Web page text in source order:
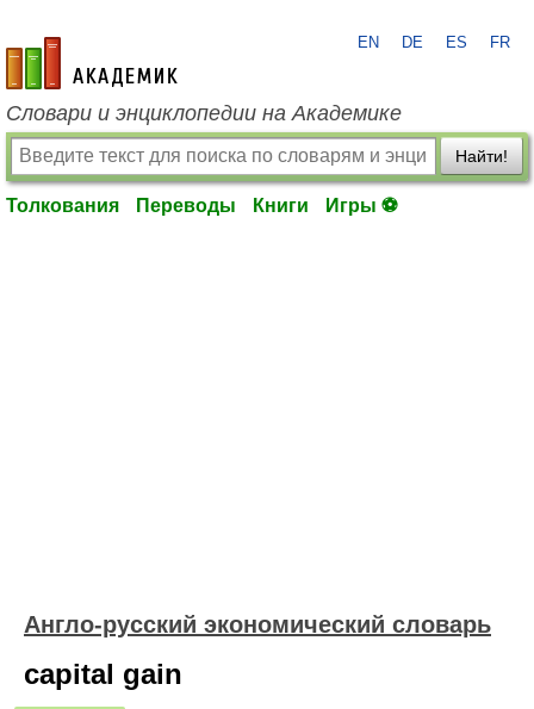
academic.ru
EN DE ES FR
Словари и энциклопедии на Академике
Найти!
Толкования Переводы Книги Игры ⚽
Англо-русский экономический словарь
capital gain